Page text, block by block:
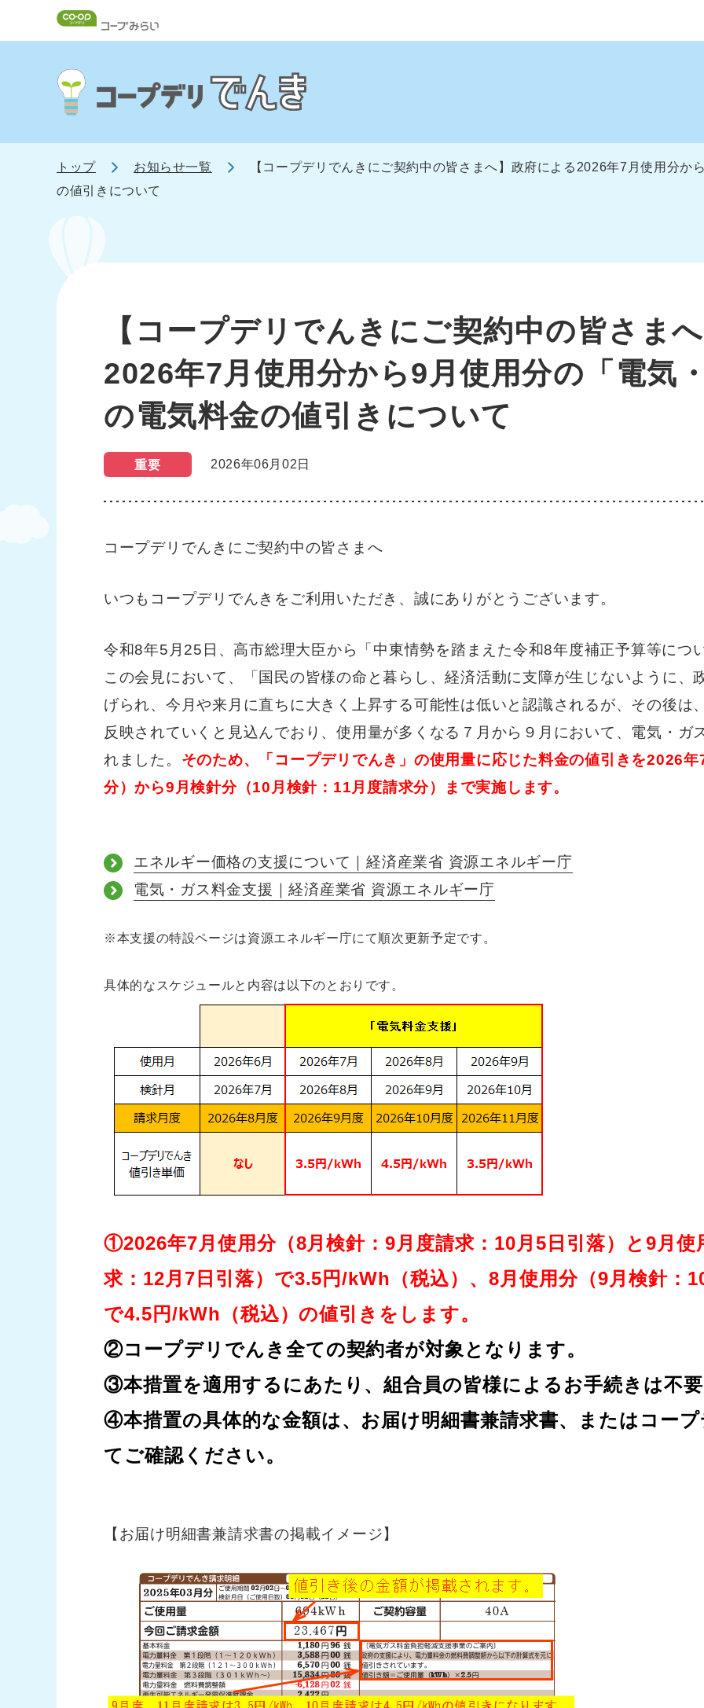
トップ お知らせ一覧
【コープデリでんきにご契約中の皆さまへ】政府による2026年7月使用分か
の値引きについて
【コープデリでんきにご契約中の皆さま
2026年7月使用分から9月使用分の「電気
の電気料金の値引きについて
重要 2026年06月02日
コープデリでんきにご契約中の皆さまへ
いつもコープデリでんきをご利用いただき、誠にありがとうございます。
令和8年5月25日、高市総理大臣から「中東情勢を踏まえた令和8年度補正予算等につ
この会見において、「国民の皆様の命と暮らし、経済活動に支障が生じないように、
げられ、今月や来月に直ちに大きく上昇する可能性は低いと認識されるが、その後は
反映されていくと見込んでおり、使用量が多くなる７月から９月において、電気・ガ
れました。 そのため、「コープデリでんき」の使用量に応じた料金の値引きを2026
分）から9月検針分（10月検針：11月度請求分）まで実施します。
エネルギー価格の支援について｜経済産業省 資源エネルギー庁
電気・ガス料金支援｜経済産業省 資源エネルギー庁
※本支援の特設ページは資源エネルギー庁にて順次更新予定です。
具体的なスケジュールと内容は以下のとおりです。
①2026年7月使用分（8月検針：9月度請求：10月5日引落）と9月使
求：12月7日引落）で3.5円/kWh（税込）、8月使用分（9月検針：
で4.5円/kWh（税込）の値引きをします。
②コープデリでんき全ての契約者が対象となります。
③本措置を適用するにあたり、組合員の皆様によるお手続きは不要
④本措置の具体的な金額は、お届け明細書兼請求書、またはコー
てご確認ください。
【お届け明細書兼請求書の掲載イメージ】